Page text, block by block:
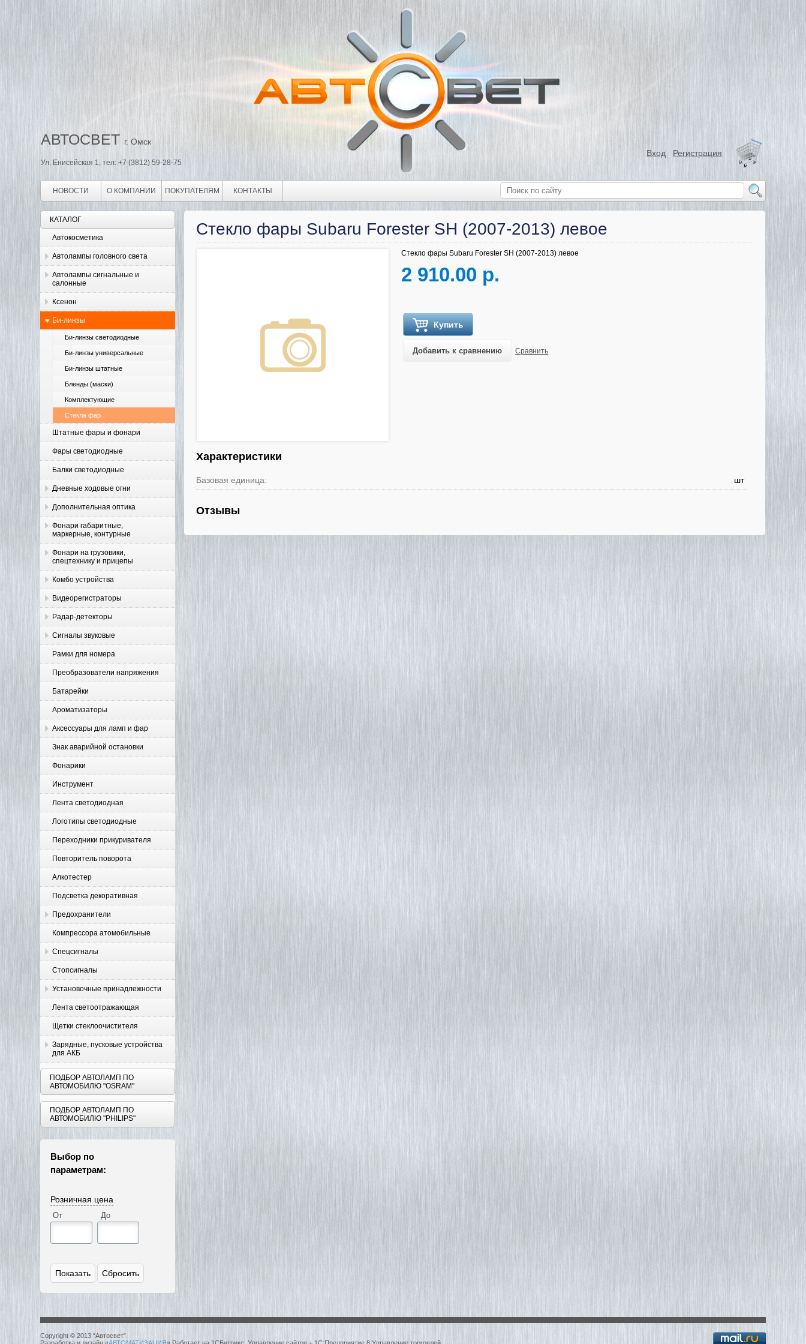
АВТОСВЕТ г. Омск
Ул. Енисейская 1, тел: +7 (3812) 59-28-75
Вход Регистрация
НОВОСТИ О КОМПАНИИ ПОКУПАТЕЛЯМ КОНТАКТЫ
КАТАЛОГ
Автокосметика
Автолампы головного света
Автолампы сигнальные и
салонные
Ксенон
Би-линзы
Би-линзы светодиодные
Би-линзы универсальные
Би-линзы штатные
Бленды (маски)
Комплектующие
Стекла фар
Штатные фары и фонари
Фары светодиодные
Балки светодиодные
Дневные ходовые огни
Дополнительная оптика
Фонари габаритные,
маркерные, контурные
Фонари на грузовики,
спецтехнику и прицепы
Комбо устройства
Видеорегистраторы
Радар-детекторы
Сигналы звуковые
Рамки для номера
Преобразователи напряжения
Батарейки
Ароматизаторы
Аксессуары для ламп и фар
Знак аварийной остановки
Фонарики
Инструмент
Лента светодиодная
Логотипы светодиодные
Переходники прикуривателя
Повторитель поворота
Алкотестер
Подсветка декоративная
Предохранители
Компрессора атомобильные
Спецсигналы
Стопсигналы
Установочные принадлежности
Лента светоотражающая
Щетки стеклоочистителя
Зарядные, пусковые устройства
для АКБ
ПОДБОР АВТОЛАМП ПО
АВТОМОБИЛЮ "OSRAM"
ПОДБОР АВТОЛАМП ПО
АВТОМОБИЛЮ "PHILIPS"
Выбор по
параметрам:
Розничная цена
От До
Стекло фары Subaru Forester SH (2007-2013) левое
Стекло фары Subaru Forester SH (2007-2013) левое
2 910.00 р.
Купить
Добавить к сравнению Сравнить
Характеристики
Базовая единица: шт
Отзывы
Copyright © 2013 “Автосвет”.